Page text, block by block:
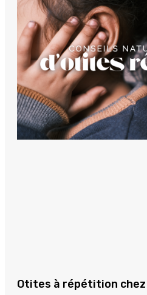
Otites à répétition chez